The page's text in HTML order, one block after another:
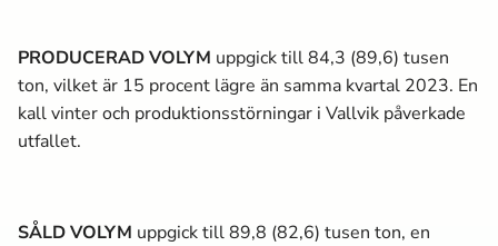
PRODUCERAD VOLYM uppgick till 84,3 (89,6) tusen
ton, vilket är 15 procent lägre än samma kvartal 2023. En
kall vinter och produktionsstörningar i Vallvik påverkade
utfallet.
SÅLD VOLYM uppgick till 89,8 (82,6) tusen ton, en